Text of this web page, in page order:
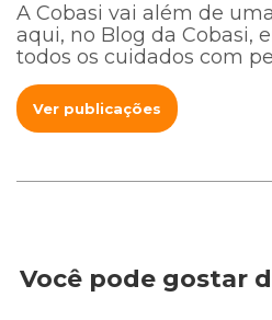
A Cobasi vai além de
aqui, no Blog da Cobasi,
todos os cuidados com
Ver publicações
Você pode gostar